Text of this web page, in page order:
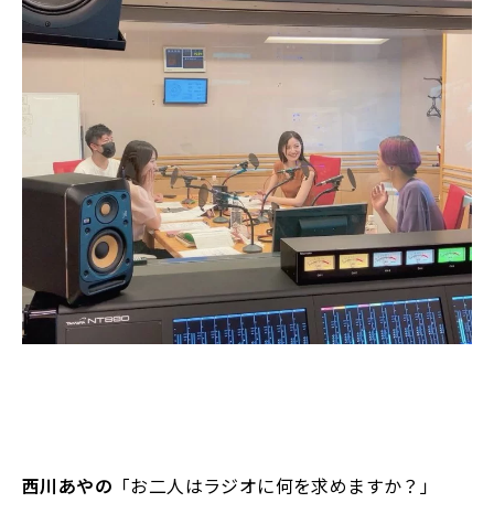
西川あやの 「お二人はラジオに何を求めますか？」